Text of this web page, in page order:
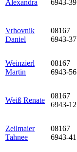
Alexandra
6943-39
Vrhovnik
Daniel
08167
6943-37
Weinzierl
Martin
08167
6943-56
Weiß Renate
08167
6943-12
Zeilmaier
Tahnee
08167
6943-41